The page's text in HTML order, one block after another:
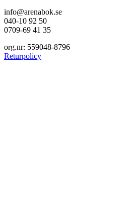
info@arenabok.se
040-10 92 50
0709-69 41 35
org.nr: 559048-8796
Returpolicy